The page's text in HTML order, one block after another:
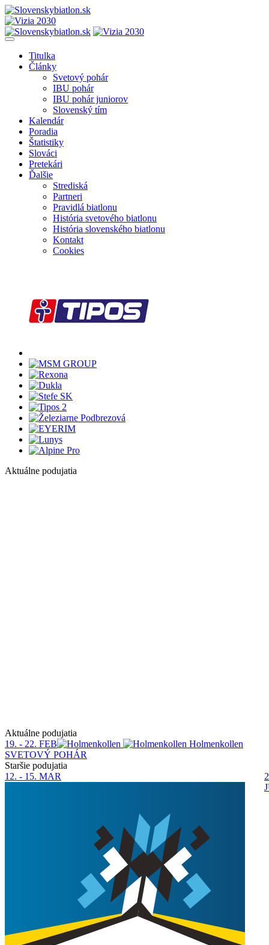
Titulka
Články
Svetový pohár
IBU pohár
IBU pohár juniorov
Slovenský tím
Kalendár
Poradia
Štatistiky
Slováci
Pretekári
Ďalšie
Strediská
Partneri
Pravidlá biatlonu
História svetového biatlonu
História slovenského biatlonu
Kontakt
Cookies
Aktuálne podujatia
Aktuálne podujatia
19. - 22. FEB
Holmenkollen
SVETOVÝ POHÁR
Staršie podujatia
12. - 15. MAR